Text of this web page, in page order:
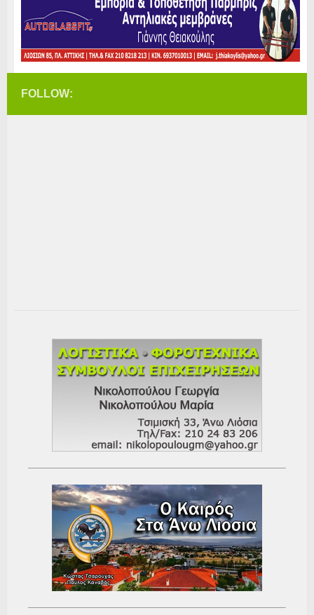
FOLLOW: